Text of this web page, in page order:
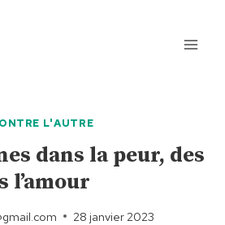
L'AUTRE
dans la peur, des
l’amour
28 janvier 2023